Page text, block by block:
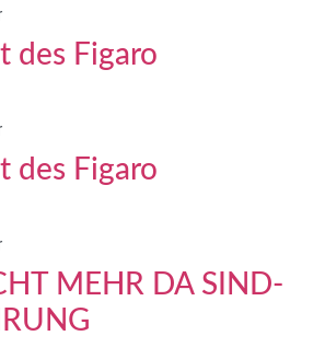
des Figaro
des Figaro
MEHR DA SIND-